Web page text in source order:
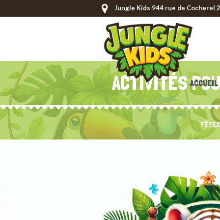
Jungle Kids 944 rue de Cocherel
ACCUEIL
ACTIVITÉS
FÊTEZ